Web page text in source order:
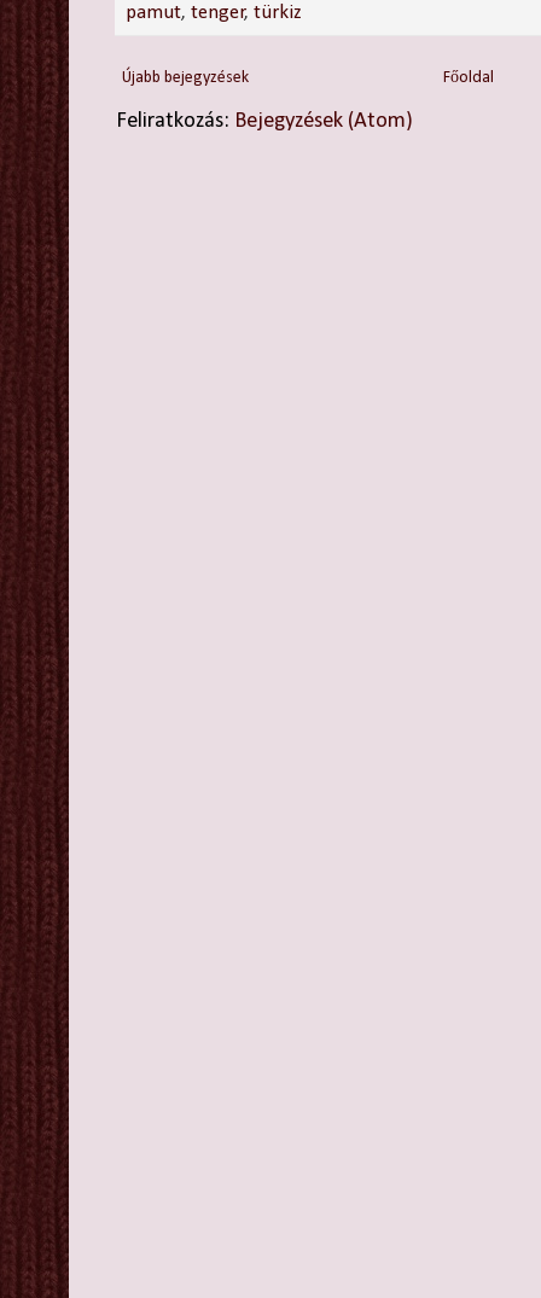
pamut,tenger,türkiz
Újabb bejegyzések Főoldal
Feliratkozás: Bejegyzések (Atom)